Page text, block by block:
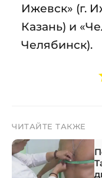
Ижевск» (г.
Казань) и
Челябинск).
ЧИТАЙТЕ ТАКЖЕ